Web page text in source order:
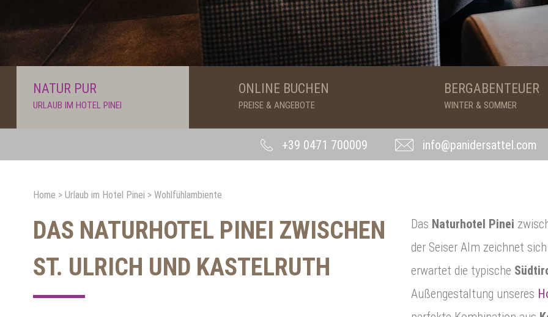
NATUR PUR
URLAUB IM HOTEL PINEI
ONLINE BUCHEN
PREISE & ANGEBOTE
BERGABENTEUER
WINTER & SOMMER
+39 0471 700009 info@panidersattel.com
Home > Urlaub im Hotel Pinei > Wohlfühlambiente
DAS NATURHOTEL PINEI ZWISCHEN
ST. ULRICH UND KASTELRUTH
Das Naturhotel Pinei
der Seiser Alm zeichnet
erwartet die typische
Außengestaltung unseres